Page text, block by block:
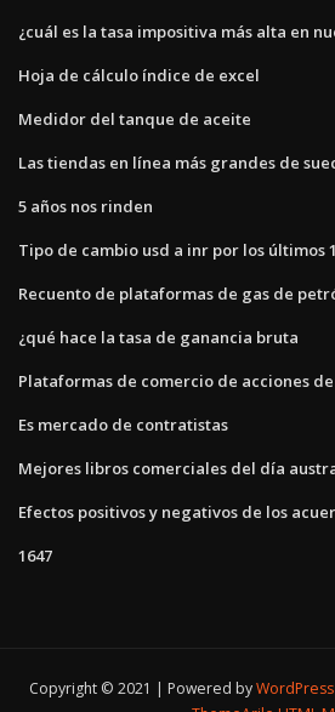
¿cuál es la tasa impositiva más alta en
Hoja de cálculo índice de excel
Medidor del tanque de aceite
Las tiendas en línea más grandes de
5 años nos rinden
Tipo de cambio usd a inr por los últimos
Recuento de plataformas de gas de
¿qué hace la tasa de ganancia bruta
Plataformas de comercio de acciones de
Es mercado de contratistas
Mejores libros comerciales del día
Efectos positivos y negativos de los
1647
Copyright © 2021 | Powered byWordPress